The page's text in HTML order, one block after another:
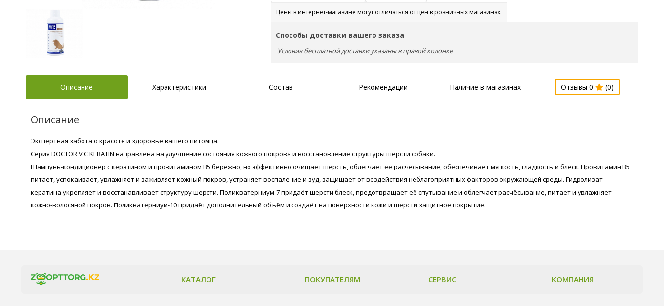
Цены в интернет-магазине могут отличаться от цен в розничных магазинах.
Способы доставки вашего заказа
Условия бесплатной доставки указаны в правой колонке
Описание Характеристики Состав Рекомендации Наличие в магазинах Отзывы 0 (0)
Описание
Экспертная забота о красоте и здоровье вашего питомца.
Серия DOCTOR VIC KERATIN направлена на улучшение состояния кожного покрова и восстановление структуры шерсти собаки.
Шампунь-кондиционер с кератином и провитамином В5 бережно, но эффективно очищает шерсть, облегчает её расчёсывание, обеспечивает мягкость, гладкость и блеск. Провитамин В5
питает, успокаивает, увлажняет и заживляет кожный покров, устраняет воспаление и зуд, защищает от воздействия неблагоприятных факторов окружающей среды. Гидролизат
кератина укрепляет и восстанавливает структуру шерсти. Поликватерниум-7 придаёт шерсти блеск, предотвращает её спутывание и облегчает расчёсывание, питает и увлажняет
кожно-волосяной покров. Поликватерниум-10 придаёт дополнительный объём и создаёт на поверхности кожи и шерсти защитное покрытие.
КАТАЛОГ ПОКУПАТЕЛЯМ СЕРВИС КОМПАНИЯ